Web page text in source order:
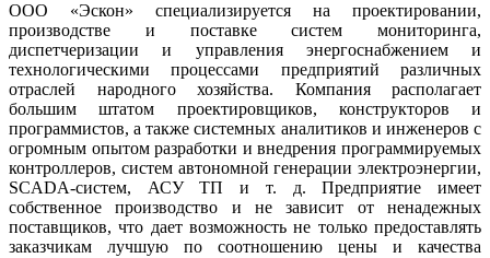
ООО «Эскон» специализируется на проектировании,
производстве и поставке систем мониторинга,
диспетчеризации и управления энергоснабжением и
технологическими процессами предприятий различных
отраслей народного хозяйства. Компания располагает
большим штатом проектировщиков, конструкторов и
программистов, а также системных аналитиков и инженеров с
огромным опытом разработки и внедрения программируемых
контроллеров, систем автономной генерации электроэнергии,
SCADA-систем, АСУ ТП и т. д. Предприятие имеет
собственное производство и не зависит от ненадежных
поставщиков, что дает возможность не только предоставлять
заказчикам лучшую по соотношению це­ны и качества